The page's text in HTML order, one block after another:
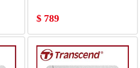
$ 789